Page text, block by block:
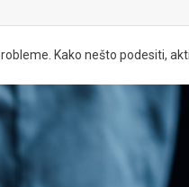
Kako nešto podesiti,